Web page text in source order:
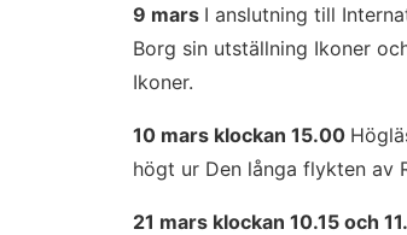
9 mars I anslutning till
Borg sin utställning Ikoner
Ikoner.
10 mars klockan 15.00
högt ur Den långa flykten av
21 mars klockan 10.15 och